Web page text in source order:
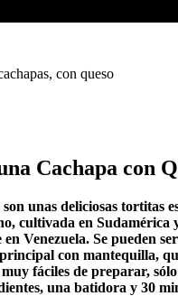
con queso
Cachapa con
unas deliciosas tortitas
cultivada en Sudamérica
en Venezuela. Se pueden
con mantequilla,
fáciles de preparar,
una batidora y 30